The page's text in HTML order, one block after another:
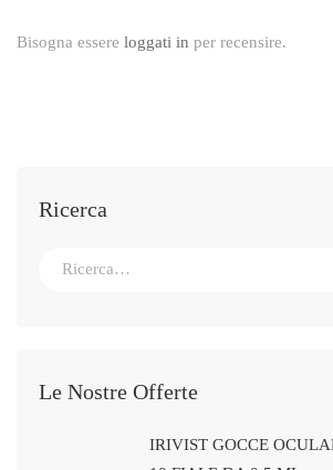
Ricerca
Le Nostre Offerte
IRIVIST GOCCE
Bisogna essere loggati in per recensire.